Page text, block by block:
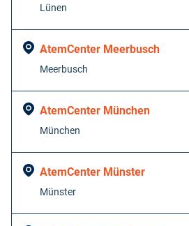
Lünen
AtemCenter Meerbusch
Meerbusch
AtemCenter München
München
AtemCenter Münster
Münster